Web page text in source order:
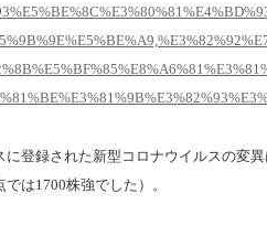
登録された新型コロナウイルスの変
は1700株強でした）。